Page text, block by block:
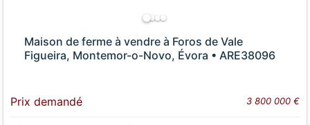
Maison de ferme à vendre à Foros de Vale
Figueira, Montemor-o-Novo, Évora • ARE38096
Prix demandé 3 800 000 €